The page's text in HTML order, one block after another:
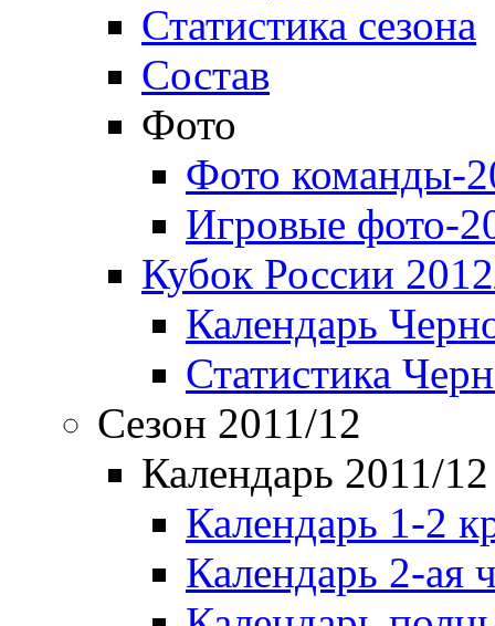
Статистика сезона
Состав
Фото
Фото команды-
Игровые фото-
Кубок России
Календарь
Статистика
Сезон 2011/12
Календарь 2011/12
Календарь 1-2
Календарь 2-ая